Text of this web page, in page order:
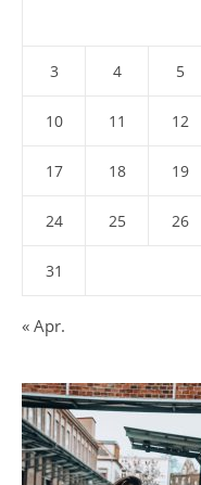
3 4 5
10 11 12
17 18 19
24 25 26
31
« Apr.